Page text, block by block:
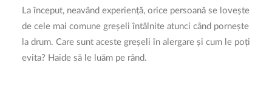
LOGIN / REGISTER
COȘ
La început, neavând experiență, orice persoană se lovește
de cele mai comune greșeli întâlnite atunci când pornește
la drum. Care sunt aceste greșeli în alergare și cum le poți
evita? Haide să le luăm pe rând.